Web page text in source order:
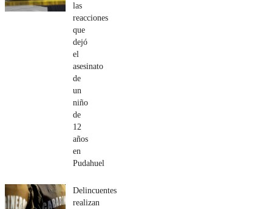
las
reacciones
que
dejó
el
asesinato
de
un
niño
de
12
años
en
Pudahuel
Delincuentes
realizan